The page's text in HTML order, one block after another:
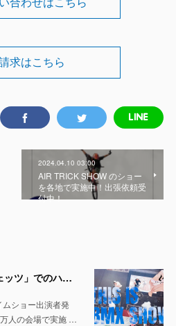
合わせはこちら
求はこちら
2024.04.10 03:00
AIR TRICK SHOW のショー
を各地で実施中！出張依頼受
付中！
【出演者発表！】「千葉ジェッツ」でのハーフタイムショー LaLa arena TOKYO-BAYの1万人の会場で実施 ※4月12日 & 13日
ムショー出演者発
人の会場で実施 …